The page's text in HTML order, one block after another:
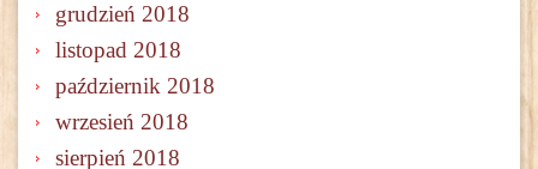
grudzień 2018
listopad 2018
październik 2018
wrzesień 2018
sierpień 2018